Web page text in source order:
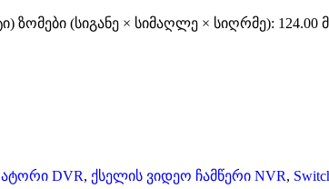
ზომები (სიგანე × სიმაღლე × სიღრმე): 124.00
DVR, ქსელის ვიდეო ჩამწერი NVR,